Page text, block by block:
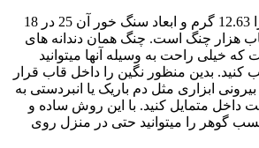
وزن رکاب نقره ملک آرا 12.63 گرم و ابعاد سنگ خور آن 25 در 18
هزار چنگ است. چنگ همان دندانه های
خیلی راحت به وسیله آنها میتوانید
بدین منظور نگین را داخل قاب قرار
بیرونی ابزاری مثل دم باریک یا انبردستی به
داخل متمایل کنید. با این روش ساده و
گوهر را میتوانید حتی در منزل روی